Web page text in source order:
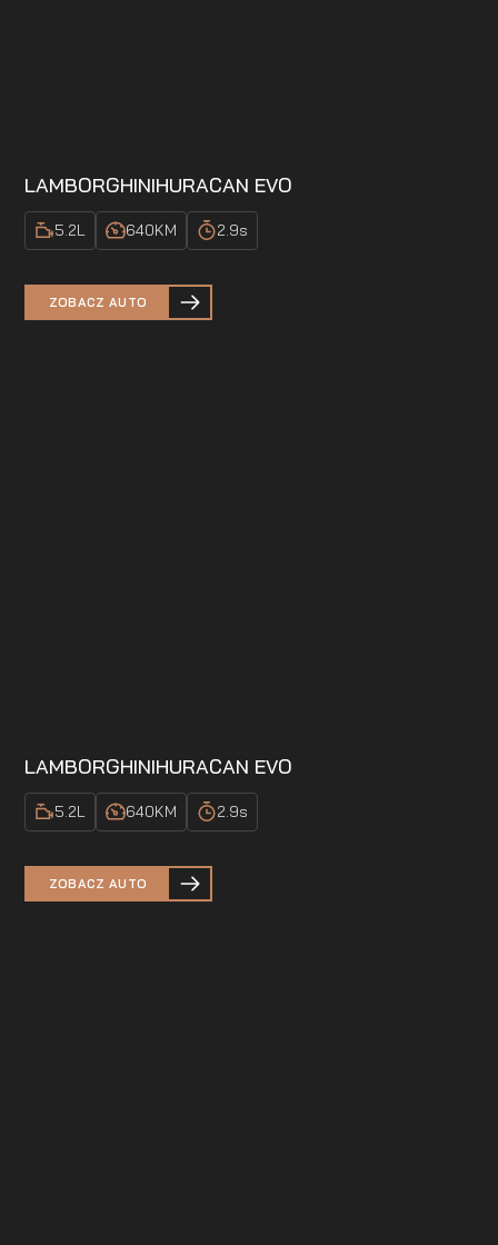
LAMBORGHINIHURACAN EVO
5.2L 640KM 2.9s
ZOBACZ AUTO
LAMBORGHINIHURACAN EVO
5.2L 640KM 2.9s
ZOBACZ AUTO